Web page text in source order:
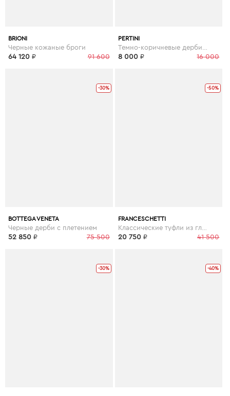
BRIONI
Черные кожаные броги
91 600
64 120 ₽
PERTINI
16 000
8 000 ₽
-30%
BOTTEGA VENETA
Черные дерби с плетением
75 500
52 850 ₽
-50%
FRANCESCHETTI
41 500
20 750 ₽
-30% -40%